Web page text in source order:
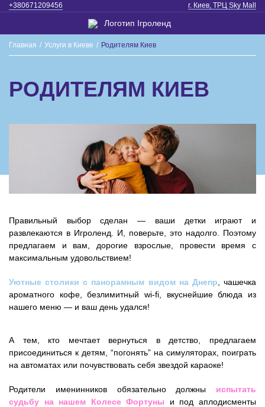
+380671209456 г. Киев, ТРЦ Sky Mall
Главная / Услуги в Киеве / Родителям Киев
РОДИТЕЛЯМ КИЕВ
Правильный выбор сделан — ваши детки играют и
развлекаются в Игроленд. И, поверьте, это надолго. Поэтому
предлагаем и вам, дорогие взрослые, провести время с
максимальным удовольствием!
Уютные столики с панорамным видом на Днепр , чашечка
ароматного кофе, безлимитный wi-fi, вкуснейшие блюда из
нашего меню — и ваш день удался!
А тем, кто мечтает вернуться в детство, предлагаем
присоединиться к детям, “погонять” на симуляторах, поиграть
на автоматах или почувствовать себя звездой караоке!
Родители именинников обязательно должны испытать
судьбу на нашем Колесе Фортуны и под аплодисменты